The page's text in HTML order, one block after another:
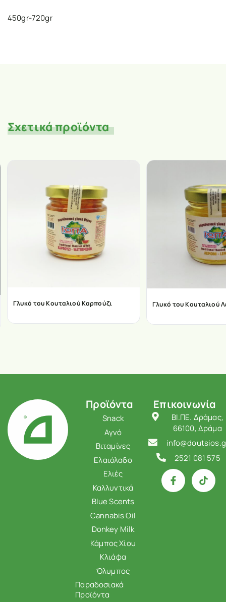
450gr-720gr
Σχετικά προϊόντα
Γλυκό του Κουταλιού Καρπούζι Γλυκό του Κουταλιού
Προϊόντα
Snack
Αγνό
Βιταμίνες
Ελαιόλαδο
Ελιές
Καλλυντικά
Blue Scents
Cannabis Oil
Donkey Milk
Κάμπος Χίου
Κλιάφα
Όλυμπος
Παραδοσιακά
Προϊόντα
Επικοινωνία
ΒΙ.ΠΕ. Δράμας,
66100, Δράμα
2521 081 575